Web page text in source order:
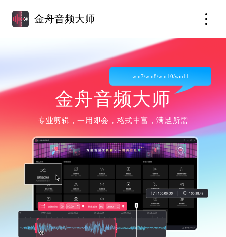
金舟音频大师
金舟音频大师
win7/win8/win10/win11
专业剪辑，一用即会，格式丰富，满足所需